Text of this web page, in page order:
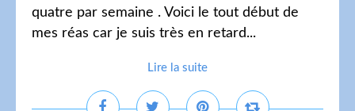
quatre par semaine . Voici le tout début de
mes réas car je suis très en retard...
Lire la suite